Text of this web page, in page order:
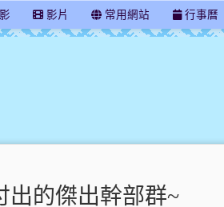
影片 常用網站 行事曆
出的傑出幹部群~